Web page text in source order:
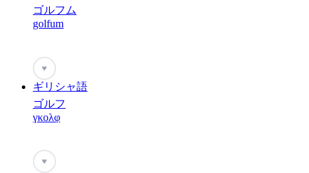
ゴルフム
golfum
♥
ギリシャ語
ゴルフ
γκολφ
♥